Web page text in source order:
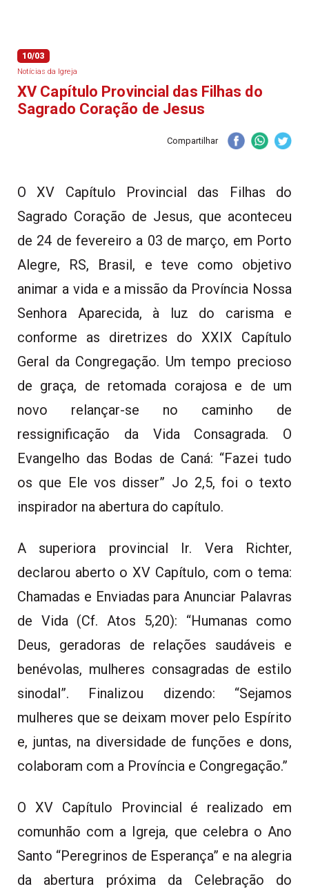
10/03
Notícias da Igreja
XV Capítulo Provincial das Filhas do
Sagrado Coração de Jesus
Compartilhar
O XV Capítulo Provincial das Filhas do
Sagrado Coração de Jesus, que aconteceu
de 24 de fevereiro a 03 de março, em Porto
Alegre, RS, Brasil, e teve como objetivo
animar a vida e a missão da Província Nossa
Senhora Aparecida, à luz do carisma e
conforme as diretrizes do XXIX Capítulo
Geral da Congregação. Um tempo precioso
de graça, de retomada corajosa e de um
novo relançar-se no caminho de
ressignificação da Vida Consagrada. O
Evangelho das Bodas de Caná: “Fazei tudo
os que Ele vos disser” Jo 2,5, foi o texto
inspirador na abertura do capítulo.
A superiora provincial Ir. Vera Richter,
declarou aberto o XV Capítulo, com o tema:
Chamadas e Enviadas para Anunciar Palavras
de Vida (Cf. Atos 5,20): “Humanas como
Deus, geradoras de relações saudáveis e
benévolas, mulheres consagradas de estilo
sinodal”. Finalizou dizendo: “Sejamos
mulheres que se deixam mover pelo Espírito
e, juntas, na diversidade de funções e dons,
colaboram com a Província e Congregação.”
O XV Capítulo Provincial é realizado em
comunhão com a Igreja, que celebra o Ano
Santo “Peregrinos de Esperança” e na alegria
da abertura próxima da Celebração do